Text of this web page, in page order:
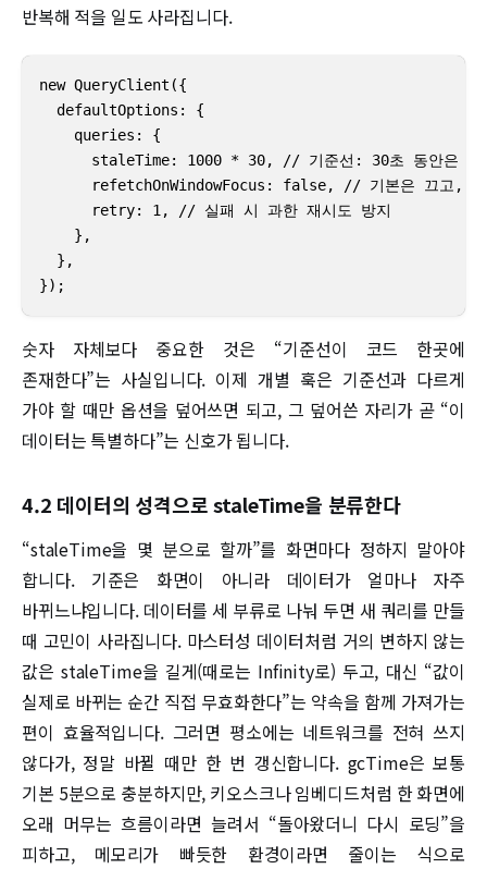
반복해 적을 일도 사라집니다.
new QueryClient({
  defaultOptions: {
    queries: {
staleTime: 1000 * 30, // 기준선: 30초 동안은 신
refetchOnWindowFocus: false, // 기본은 끄고, 필
      retry: 1, // 실패 시 과한 재시도 방지
    },
  },
});
숫자 자체보다 중요한 것은 “기준선이 코드 한곳에
존재한다”는 사실입니다. 이제 개별 훅은 기준선과 다르게
가야 할 때만 옵션을 덮어쓰면 되고, 그 덮어쓴 자리가 곧 “이
데이터는 특별하다”는 신호가 됩니다.
4.2 데이터의 성격으로 staleTime을 분류한다
“staleTime을 몇 분으로 할까”를 화면마다 정하지 말아야
합니다. 기준은 화면이 아니라 데이터가 얼마나 자주
바뀌느냐입니다. 데이터를 세 부류로 나눠 두면 새 쿼리를 만들
때 고민이 사라집니다. 마스터성 데이터처럼 거의 변하지 않는
값은 staleTime을 길게(때로는 Infinity로) 두고, 대신 “값이
실제로 바뀌는 순간 직접 무효화한다”는 약속을 함께 가져가는
편이 효율적입니다. 그러면 평소에는 네트워크를 전혀 쓰지
않다가, 정말 바뀔 때만 한 번 갱신합니다. gcTime은 보통
기본 5분으로 충분하지만, 키오스크나 임베디드처럼 한 화면에
오래 머무는 흐름이라면 늘려서 “돌아왔더니 다시 로딩”을
피하고, 메모리가 빠듯한 환경이라면 줄이는 식으로